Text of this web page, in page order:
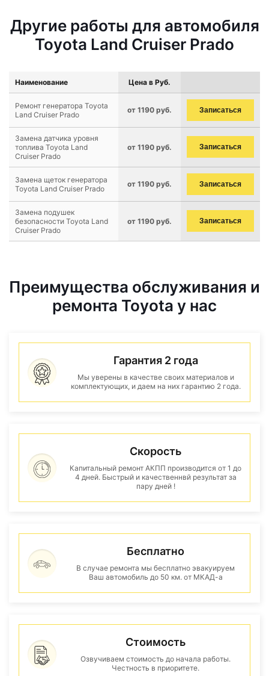
Другие работы для автомобиля
Toyota Land Cruiser Prado
Наименование Цена в Руб.
Ремонт генератора Toyota
Land Cruiser Prado
от 1190 руб. Записаться
Замена датчика уровня
топлива Toyota Land
Cruiser Prado
от 1190 руб. Записаться
Замена щеток генератора
Toyota Land Cruiser Prado
от 1190 руб. Записаться
Замена подушек
безопасности Toyota Land
Cruiser Prado
от 1190 руб. Записаться
Преимущества обслуживания и
ремонта Toyota у нас
Гарантия 2 года
Мы уверены в качестве своих материалов и
комплектующих, и даем на них гарантию 2 года.
Скорость
Капитальный ремонт АКПП производится от 1 до
4 дней. Быстрый и качественнвй результат за
пару дней !
Бесплатно
В случае ремонта мы бесплатно эвакуируем
Ваш автомобиль до 50 км. от МКАД-а
Стоимость
Озвучиваем стоимость до начала работы.
Честность в приоритете.